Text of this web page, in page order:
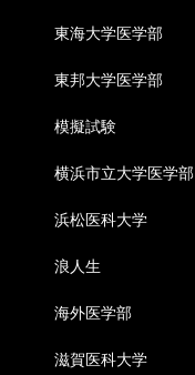
東海大学医学部
東邦大学医学部
模擬試験
横浜市立大学医学部
浜松医科大学
浪人生
海外医学部
滋賀医科大学